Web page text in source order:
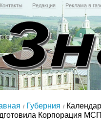
Контакты Редакция Реклама в
Губерния
Корпорация